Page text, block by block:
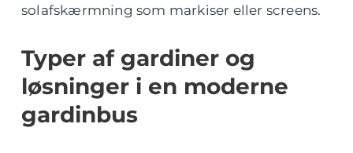
solafskærmning som markiser eller screens.
Typer af gardiner og
løsninger i en moderne
gardinbus